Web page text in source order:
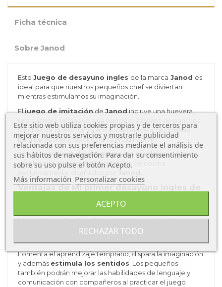
Ficha técnica
Sobre Janod
Este Juego de desayuno ingles de la marca Janod es
ideal para que nuestros pequeños chef se diviertan
mientras estimulamos su imaginación.
Eljuego de imitacióndeJanodincluye una huevera,
lonchas de queso, un salero y una bandeja de madera
para compartir y dejar volar la imaginación.
Además esteset de desayuno en maderapodemos
combinarlo con los demás articulos de cocina
Ventajas de Mi primer desayuno ingles de
juego de cocinalos niños podrán desarrollar el
pensamiento creativo, lashabilidades motoras
Fomenta el aprendizaje temprano, dispara la imaginación
y además estimula los sentidos. Los pequeños
también podrán mejorar las habilidades de lenguaje y
comunicación con compañeros al practicar el juego
Este sitio web utiliza cookies propias y de terceros para
mejorar nuestros servicios y mostrarle publicidad
relacionada con sus preferencias mediante el análisis de
sus hábitos de navegación. Para dar su consentimiento
sobre su uso pulse el botón Acepto.
Más información Personalizar cookies
RECHAZAR TODO
ACEPTO